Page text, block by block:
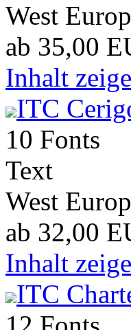
West
ab 35,00
Inhalt
ITC
10 Fonts
Text
West
ab 32,00
Inhalt
ITC